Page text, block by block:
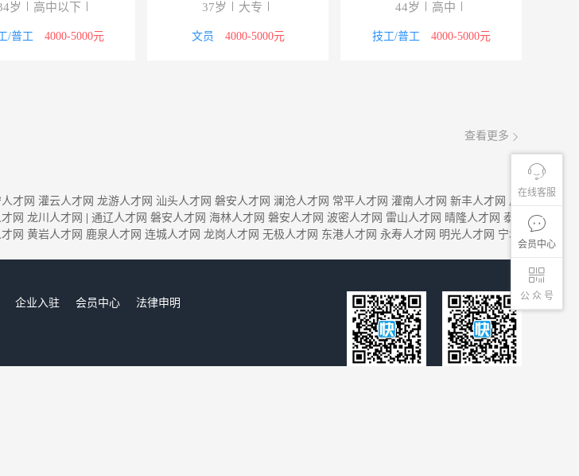
在线客服
会员中心
公 众 号
-邢台 08-05
岁 高中以下
/普工 4000-5000元
37岁 大专
文员 4000-5000元
44岁 高中
技工/普工 4000-5000元
查看更多
才网 灌云人才网 龙游人才网 汕头人才网 磐安人才网 澜沧人才网 常平人才网 灌南人才网 新丰人才网 眉
网 龙川人才网 通辽人才网 磐安人才网 海林人才网 磐安人才网 波密人才网 雷山人才网 晴隆人才网 泰
网 黄岩人才网 鹿泉人才网 连城人才网 龙岗人才网 无极人才网 东港人才网 永寿人才网 明光人才网 宁城
企业入驻 会员中心
法律申明